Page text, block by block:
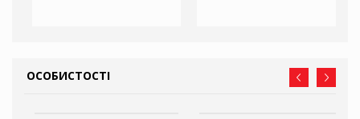
ОСОБИСТОСТІ